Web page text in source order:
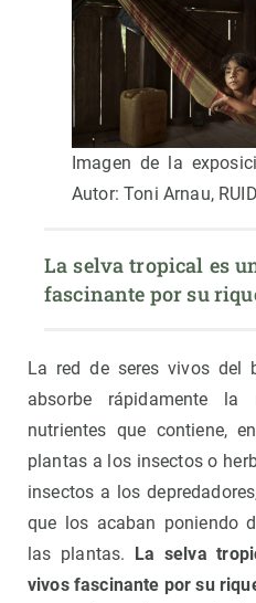
Imagen de la
Autor: Toni Arnau,
La selva tropical es
La red de seres vivos del
absorbe rápidamente
nutrientes que contiene,
plantas a los insectos o
insectos a los
que los acaban poniendo
las plantas. La selva
vivos fascinante por su